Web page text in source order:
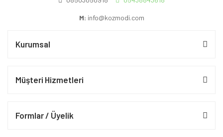
M: info@kozmodi.com
Kurumsal
Müşteri Hizmetleri
Formlar / Üyelik